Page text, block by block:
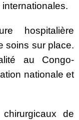
hospitalière
soins sur place.
au Congo-
nationale et
de